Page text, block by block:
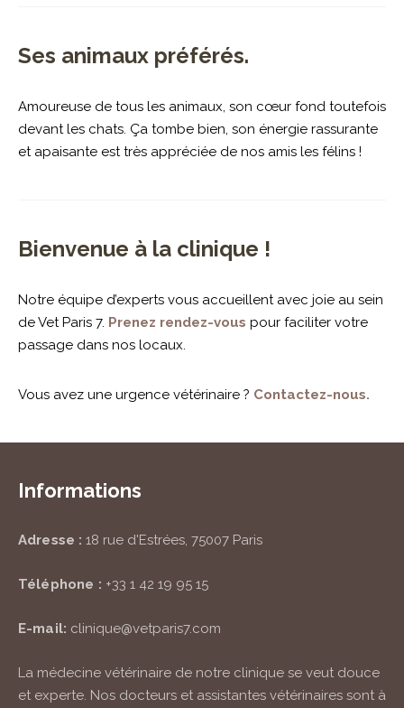
Ses animaux préférés.
Amoureuse de tous les animaux, son cœur fond toutefois
devant les chats. Ça tombe bien, son énergie rassurante
et apaisante est très appréciée de nos amis les félins !
Bienvenue à la clinique !
Notre équipe d’experts vous accueillent avec joie au sein
de Vet Paris 7. Prenez rendez-vous pour faciliter votre
passage dans nos locaux.
Vous avez une urgence vétérinaire ? Contactez-nous.
Informations
Adresse : 18 rue d'Estrées, 75007 Paris
Téléphone : +33 1 42 19 95 15
E-mail: clinique@vetparis7.com
La médecine vétérinaire de notre clinique se veut douce
et experte. Nos docteurs et assistantes vétérinaires sont à